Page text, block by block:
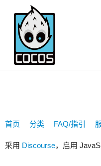
313090818
首页 分类 FAQ/指引
采用 Discourse，启用